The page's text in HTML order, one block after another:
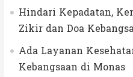
Hindari Kepadatan,
Zikir dan Doa
Ada Layanan
Kebangsaan di Monas